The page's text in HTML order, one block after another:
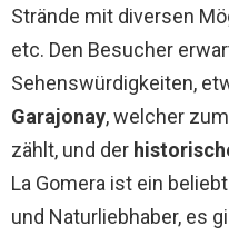
Strände mit diversen
etc. Den Besucher
Sehenswürdigkeiten,
Garajonay, welcher
zählt, und der
La Gomera ist ein
und Naturliebhaber, es